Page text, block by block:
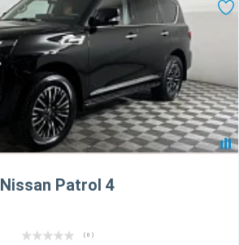
Nissan Patrol 4
( 0 )